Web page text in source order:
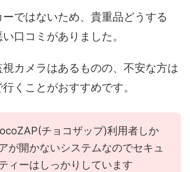
ではないため、貴重品どうする
口コミがありました。
カメラはあるものの、不安な方は
くことがおすすめです。
チョコザップ)利用者しか
が開かないシステムなのでセキュ
ィーはしっかりしています